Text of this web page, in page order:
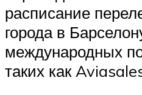
расписание
города в
международных
таких как